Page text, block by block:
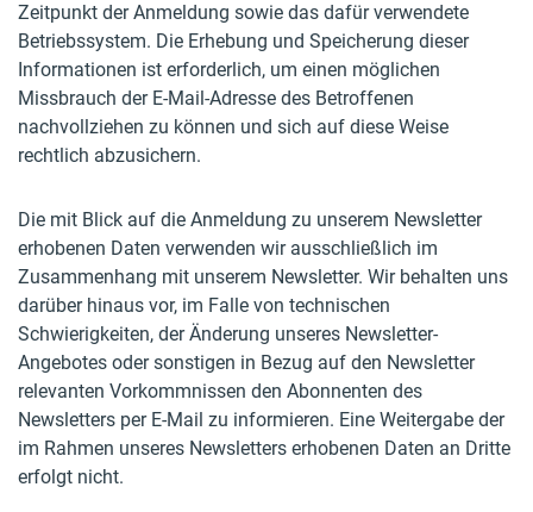
Zeitpunkt der Anmeldung sowie das dafür verwendete
Betriebssystem. Die Erhebung und Speicherung dieser
Informationen ist erforderlich, um einen möglichen
Missbrauch der E-Mail-Adresse des Betroffenen
nachvollziehen zu können und sich auf diese Weise
rechtlich abzusichern.
Die mit Blick auf die Anmeldung zu unserem Newsletter
erhobenen Daten verwenden wir ausschließlich im
Zusammenhang mit unserem Newsletter. Wir behalten uns
darüber hinaus vor, im Falle von technischen
Schwierigkeiten, der Änderung unseres Newsletter-
Angebotes oder sonstigen in Bezug auf den Newsletter
relevanten Vorkommnissen den Abonnenten des
Newsletters per E-Mail zu informieren. Eine Weitergabe der
im Rahmen unseres Newsletters erhobenen Daten an Dritte
erfolgt nicht.